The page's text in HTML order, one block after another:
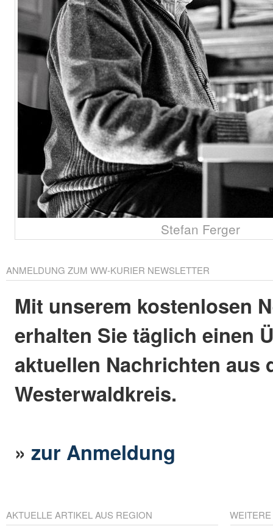
Stefan Ferger
ANMELDUNG ZUM WW-KURIER NEWSLETTER
Mit unserem kostenlosen
erhalten Sie täglich einen
aktuellen Nachrichten aus
Westerwaldkreis.
»zur Anmeldung
AKTUELLE ARTIKEL AUS REGION